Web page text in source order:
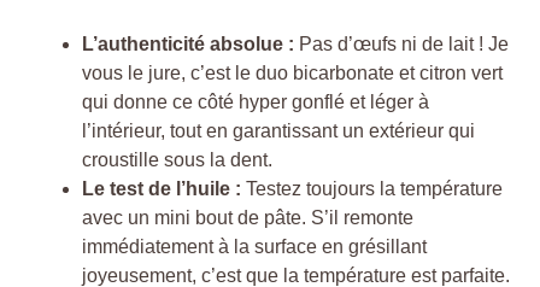
L’authenticité absolue : Pas d’œufs ni de lait ! Je
vous le jure, c’est le duo bicarbonate et citron vert
qui donne ce côté hyper gonflé et léger à
l’intérieur, tout en garantissant un extérieur qui
croustille sous la dent.
Le test de l’huile : Testez toujours la température
avec un mini bout de pâte. S’il remonte
immédiatement à la surface en grésillant
joyeusement, c’est que la température est parfaite.